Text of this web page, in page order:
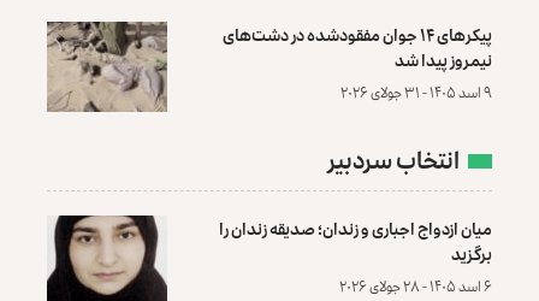
پیکرهای ۱۴ جوان مفقودشده در دشت‌های
نیمروز پیدا شد
۹ اسد ۱۴۰۵ - ۳۱ جولای ۲۰۲۶
انتخاب سردبیر
میان ازدواج اجباری و زندان؛ صدیقه زندان را
برگزید
۶ اسد ۱۴۰۵ - ۲۸ جولای ۲۰۲۶